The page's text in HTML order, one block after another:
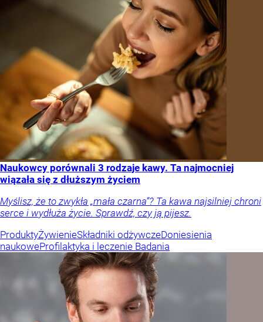
Naukowcy porównali 3 rodzaje kawy. Ta najmocniej
wiązała się z dłuższym życiem
Myślisz, że to zwykła „mała czarna”? Ta kawa najsilniej chroni
serce i wydłuża życie. Sprawdź, czy ją pijesz.
ProduktyŻywienieSkładniki odżywczeDoniesienia
naukoweProfilaktyka i leczenie Badania